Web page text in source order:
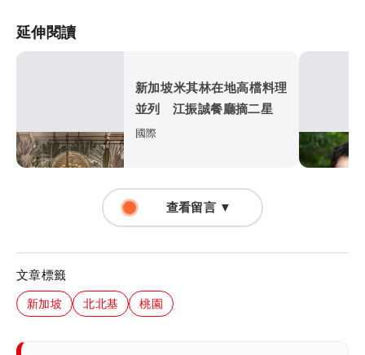
延伸閱讀
新加坡米其林在地高檔料理
並列 江振誠餐廳摘二星
國際
查看留言 ▼
文章標籤
新加坡 北北基 桃園